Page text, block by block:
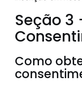
Seção 3
Como